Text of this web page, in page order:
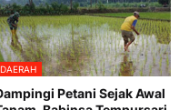
DAERAH
Petani Sejak Awal